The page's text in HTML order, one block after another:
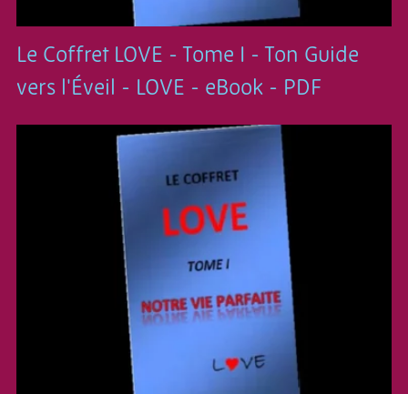
Le Coffret LOVE - Tome I - Ton Guide
vers l'Éveil - LOVE - eBook - PDF